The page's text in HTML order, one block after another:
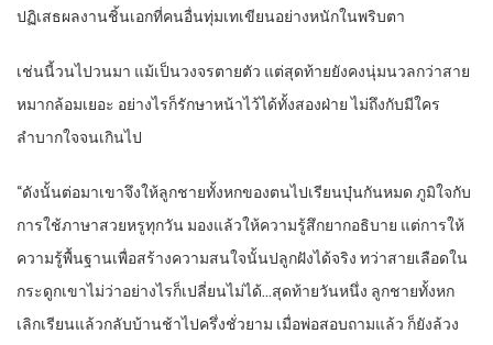
ปฏิเสธผลงานชิ้นเอกที่คนอื่นทุ่มเทเขียนอย่างหนักในพริบตา
เช่นนี้วนไปวนมา แม้เป็นวงจรตายตัว แต่สุดท้ายยังคงนุ่มนวลกว่าสาย
หมากล้อมเยอะ อย่างไรก็รักษาหน้าไว้ได้ทั้งสองฝ่าย ไม่ถึงกับมีใคร
ลำบากใจจนเกินไป
“ดังนั้นต่อมาเขาจึงให้ลูกชายทั้งหกของตนไปเรียนบุ๋นกันหมด ภูมิใจกับ
การใช้ภาษาสวยหรูทุกวัน มองแล้วให้ความรู้สึกยากอธิบาย แต่การให้
ความรู้พื้นฐานเพื่อสร้างความสนใจนั้นปลูกฝังได้จริง ทว่าสายเลือดใน
กระดูกเขาไม่ว่าอย่างไรก็เปลี่ยนไม่ได้…สุดท้ายวันหนึ่ง ลูกชายทั้งหก
เลิกเรียนแล้วกลับบ้านช้าไปครึ่งชั่วยาม เมื่อพ่อสอบถามแล้ว ก็ยังล้วง